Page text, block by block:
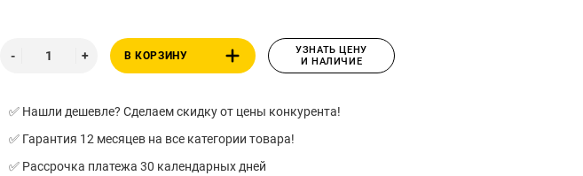
В КОРЗИНУ
УЗНАТЬ ЦЕНУ
И НАЛИЧИЕ
✅ Нашли дешевле? Сделаем скидку от цены конкурента!
✅ Гарантия 12 месяцев на все категории товара!
✅ Рассрочка платежа 30 календарных дней